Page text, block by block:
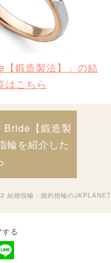
【鍛造製法】」の結
はこちら
Bride【鍛造製
輪を紹介した
結婚指輪・婚約指輪のJKPLANET
る